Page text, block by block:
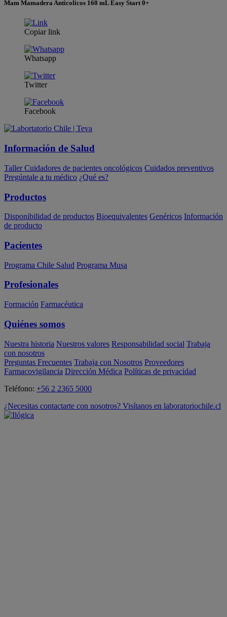
Mam Mamadera Anticolicos 160 mL Easy Start 0+
Copiar link
Whatsapp
Twitter
Facebook
Información de Salud
Taller Cuidadores de pacientes oncológicos Cuidados preventivos
Pregúntale a tu médico ¿Qué es?
Productos
Disponibilidad de productos Bioequivalentes Genéricos Información
de producto
Pacientes
Programa Chile Salud Programa Musa
Profesionales
Formación Farmacéutica
Quiénes somos
Nuestra historia Nuestros valores Responsabilidad social Trabaja
con nosotros
Preguntas Frecuentes Trabaja con Nosotros Proveedores
Farmacovigilancia Dirección Médica Políticas de privacidad
Teléfono: +56 2 2365 5000
¿Necesitas contactarte con nosotros? Visítanos en laboratoriochile.cl